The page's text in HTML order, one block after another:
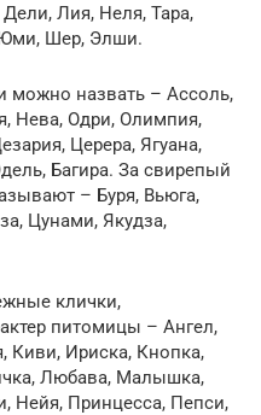
Лия, Неля, Тара,
Юми, Шер, Элши.
можно назвать – Ассоль,
Нева, Одри, Олимпия,
Церера, Ягуана,
Багира. За свирепый
– Буря, Вьюга,
Цунами, Якудза,
клички,
питомицы – Ангел,
Киви, Ириска, Кнопка,
Любава, Малышка,
Нейя, Принцесса, Пепси,